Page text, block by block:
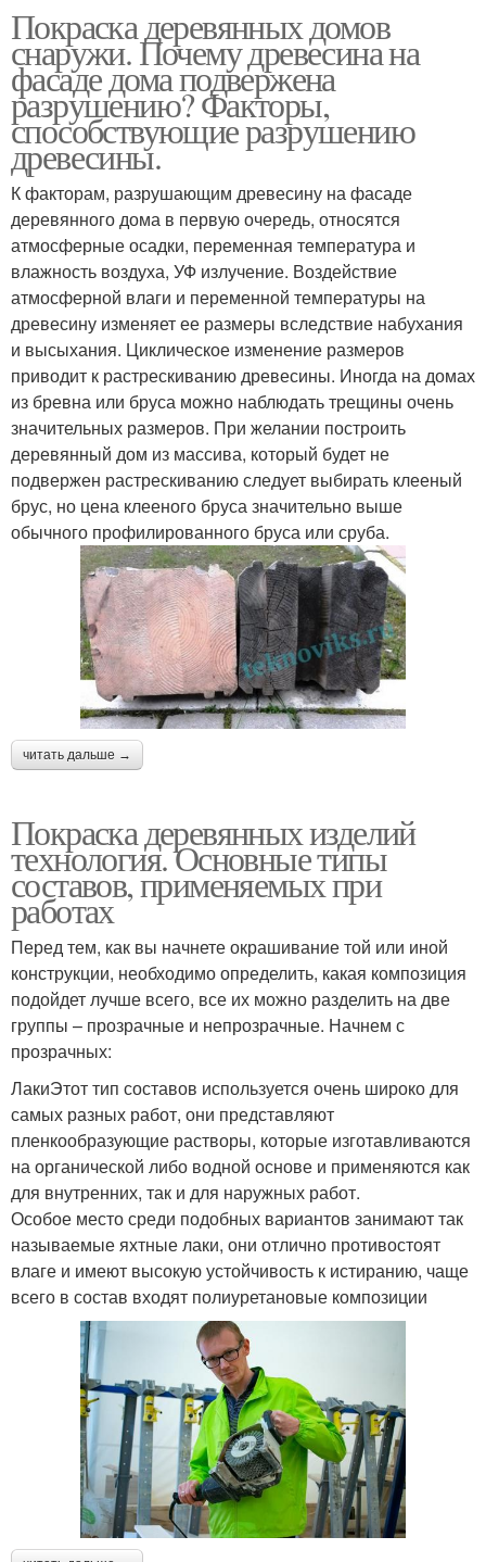
Покраска деревянных домов
снаружи. Почему древесина на
фасаде дома подвержена
разрушению? Факторы,
способствующие разрушению
древесины.
К факторам, разрушающим древесину на фасаде
деревянного дома в первую очередь, относятся
атмосферные осадки, переменная температура и
влажность воздуха, УФ излучение. Воздействие
атмосферной влаги и переменной температуры на
древесину изменяет ее размеры вследствие набухания
и высыхания. Циклическое изменение размеров
приводит к растрескиванию древесины. Иногда на домах
из бревна или бруса можно наблюдать трещины очень
значительных размеров. При желании построить
деревянный дом из массива, который будет не
подвержен растрескиванию следует выбирать клееный
брус, но цена клееного бруса значительно выше
обычного профилированного бруса или сруба.
читать дальше →
Покраска деревянных изделий
технология. Основные типы
составов, применяемых при
работах
Перед тем, как вы начнете окрашивание той или иной
конструкции, необходимо определить, какая композиция
подойдет лучше всего, все их можно разделить на две
группы – прозрачные и непрозрачные. Начнем с
прозрачных:
ЛакиЭтот тип составов используется очень широко для
самых разных работ, они представляют
пленкообразующие растворы, которые изготавливаются
на органической либо водной основе и применяются как
для внутренних, так и для наружных работ.
Особое место среди подобных вариантов занимают так
называемые яхтные лаки, они отлично противостоят
влаге и имеют высокую устойчивость к истиранию, чаще
всего в состав входят полиуретановые композиции